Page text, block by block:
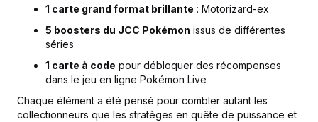
1 carte grand format brillante : Motorizard-ex
5 boosters du JCC Pokémon issus de différentes
séries
1 carte à code pour débloquer des récompenses
dans le jeu en ligne Pokémon Live
Chaque élément a été pensé pour combler autant les
collectionneurs que les stratèges en quête de puissance et